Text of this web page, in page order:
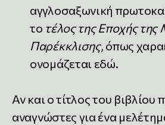
αγγλοσαξωνική
το τέλος της Εποχής της
Παρέκκλισης, όπως
ονομάζεται εδώ.
Αν και ο τίτλος του βιβλίου
αναγνώστες για ένα